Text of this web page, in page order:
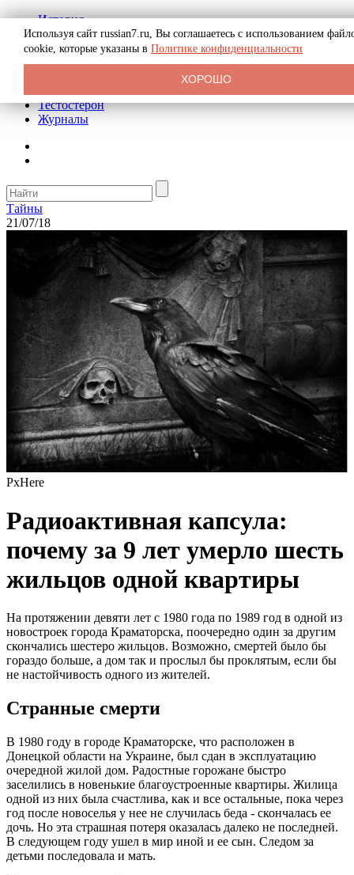
История
Биография
Криминал
Реклама на сайте
Тестостерон
Журналы
Тайны
21/07/18
PxHere
Радиоактивная капсула:
почему за 9 лет умерло шесть
жильцов одной квартиры
На протяжении девяти лет с 1980 года по 1989 год в одной из
новостроек города Краматорска, поочередно один за другим
скончались шестеро жильцов. Возможно, смертей было бы
гораздо больше, а дом так и прослыл бы проклятым, если бы
не настойчивость одного из жителей.
Странные смерти
В 1980 году в городе Краматорске, что расположен в
Донецкой области на Украине, был сдан в эксплуатацию
очередной жилой дом. Радостные горожане быстро
заселились в новенькие благоустроенные квартиры. Жилица
одной из них была счастлива, как и все остальные, пока через
год после новоселья у нее не случилась беда - скончалась ее
дочь. Но эта страшная потеря оказалась далеко не последней.
В следующем году ушел в мир иной и ее сын. Следом за
детьми последовала и мать.
Используя сайт russian7.ru, Вы соглашаетесь с использованием
cookie, которые указаны в Политике конфиденциальности
ХОРОШО